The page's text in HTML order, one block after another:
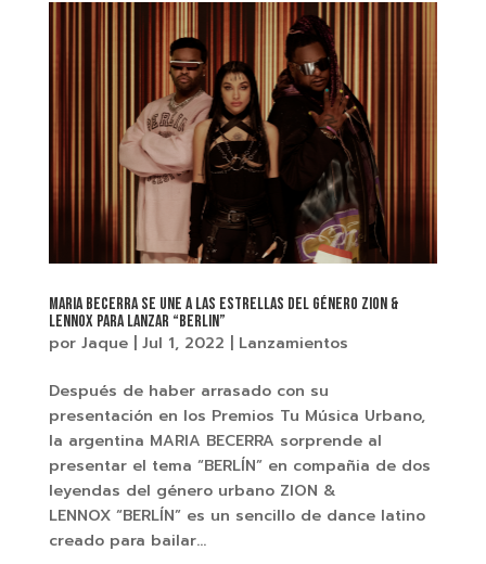
MARIA BECERRA SE UNE A LAS ESTRELLAS DEL GÉNERO ZION &
LENNOX PARA LANZAR “BERLIN”
por Jaque| Jul 1, 2022 Lanzamientos
Después de haber arrasado con su
presentación en los Premios Tu Música Urbano,
la argentina MARIA BECERRA sorprende al
presentar el tema “BERLÍN” en compañia de dos
leyendas del género urbano ZION &
LENNOX “BERLÍN” es un sencillo de dance latino
creado para bailar...